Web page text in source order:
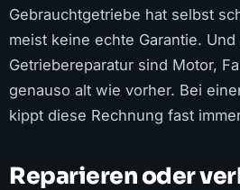
Gebrauchtgetriebe hat selbst
meist keine echte Garantie.
Getriebereparatur sind Motor,
genauso alt wie vorher. Bei
kippt diese Rechnung fast
Reparieren oder